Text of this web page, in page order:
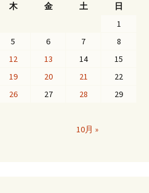
木 金 土
日
1
5 6 7
8
12 13 14
15
19 20 21
22
26 27 28
29
10月 »